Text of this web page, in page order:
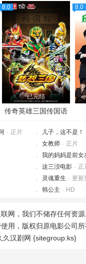
8.0
已完结
传奇英雄三国传国语
8.0
- 正片 儿子，这不是！
女教师 - 正片
我的妈妈是前女
这三洨电影 - 正
灵魂重生 - 更新
韩公主 - HD
网，我们不储存任何资
用，版权归原电影公司所
久汉剧网 {sitegroup:ks}